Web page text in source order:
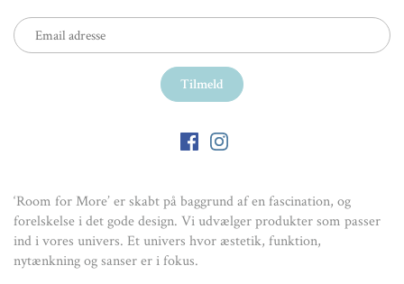
‘Room for More’ er skabt på baggrund af en fascination, og
forelskelse i det gode design. Vi udvælger produkter som passer
ind i vores univers. Et univers hvor æstetik, funktion,
nytænkning og sanser er i fokus.